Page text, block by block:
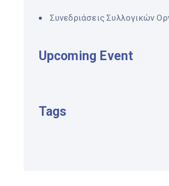
Συνεδριάσεις Συλλογικών
Upcoming Event
Tags